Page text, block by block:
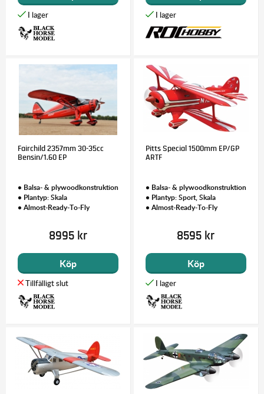
Fairchild 2357mm 30-35cc
Bensin/1.60 EP
• Balsa- & plywoodkonstruktion
• Plantyp: Skala
• Almost-Ready-To-Fly
8995 kr
Köp
Pitts Special 1500mm EP/GP
ARTF
• Balsa- & plywoodkonstruktion
• Plantyp: Sport, Skala
• Almost-Ready-To-Fly
8595 kr
Köp